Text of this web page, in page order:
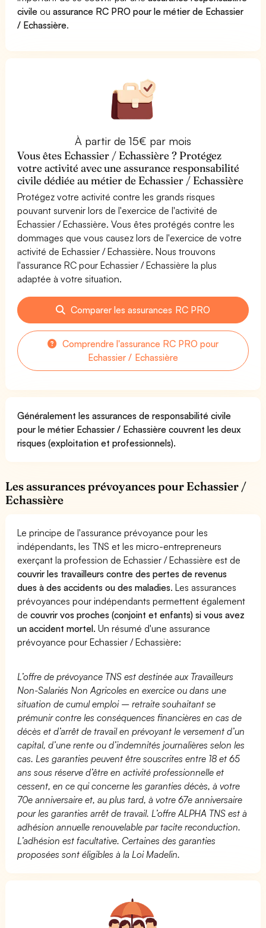
civile ouassurance RC PRO pour le métier de Echassier
/ Echassière.
À partir de 15€ par mois
Vous êtes Echassier / Echassière ? Protégez
votre activité avec une assurance responsabilité
civile dédiée au métier de Echassier / Echassière
Protégez votre activité contre les grands risques
pouvant survenir lors de l'exercice de l'activité de
Echassier / Echassière. Vous êtes protégés contre les
dommages que vous causez lors de l'exercice de votre
activité de Echassier / Echassière. Nous trouvons
l'assurance RC pour Echassier / Echassière la plus
adaptée à votre situation.
Comparer les assurances RC PRO
Comprendre l'assurance RC PRO pour
Echassier / Echassière
Généralement les assurances de responsabilité civile
pour le métier Echassier / Echassière couvrent les deux
risques (exploitation et professionnels).
Les assurances prévoyances pour Echassier /
Echassière
Le principe de l'assurance prévoyance pour les
indépendants, les TNS et les micro-entrepreneurs
exerçant la profession de Echassier / Echassière est de
couvrir les travailleurs contre des pertes de revenus
dues à des accidents ou des maladies. Les assurances
prévoyances pour indépendants permettent également
decouvrir vos proches (conjoint et enfants) si vous avez
un accident mortel. Un résumé d'une assurance
prévoyance pour Echassier / Echassière:
L’offre de prévoyance TNS est destinée aux Travailleurs
Non-Salariés Non Agricoles en exercice ou dans une
situation de cumul emploi – retraite souhaitant se
prémunir contre les conséquences financières en cas de
décès et d’arrêt de travail en prévoyant le versement d’un
capital, d’une rente ou d’indemnités journalières selon les
cas. Les garanties peuvent être souscrites entre 18 et 65
ans sous réserve d’être en activité professionnelle et
cessent, en ce qui concerne les garanties décès, à votre
70e anniversaire et, au plus tard, à votre 67e anniversaire
pour les garanties arrêt de travail. L’offre ALPHA TNS est à
adhésion annuelle renouvelable par tacite reconduction.
L’adhésion est facultative. Certaines des garanties
proposées sont éligibles à la Loi Madelin.